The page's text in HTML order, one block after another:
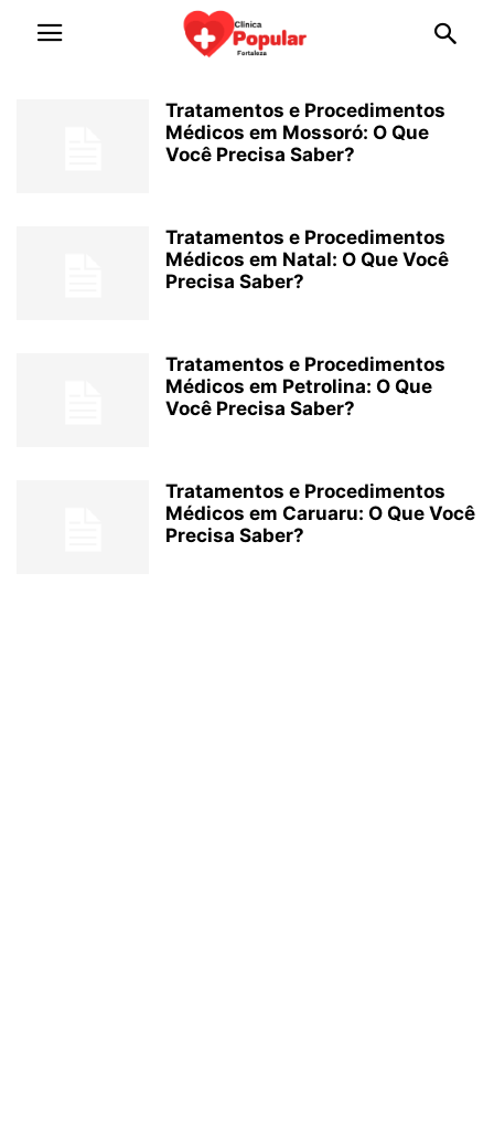
Tratamentos e Procedimentos
Médicos em Mossoró: O Que
Você Precisa Saber?
Tratamentos e Procedimentos
Médicos em Natal: O Que Você
Precisa Saber?
Tratamentos e Procedimentos
Médicos em Petrolina: O Que
Você Precisa Saber?
Tratamentos e Procedimentos
Médicos em Caruaru: O Que Você
Precisa Saber?